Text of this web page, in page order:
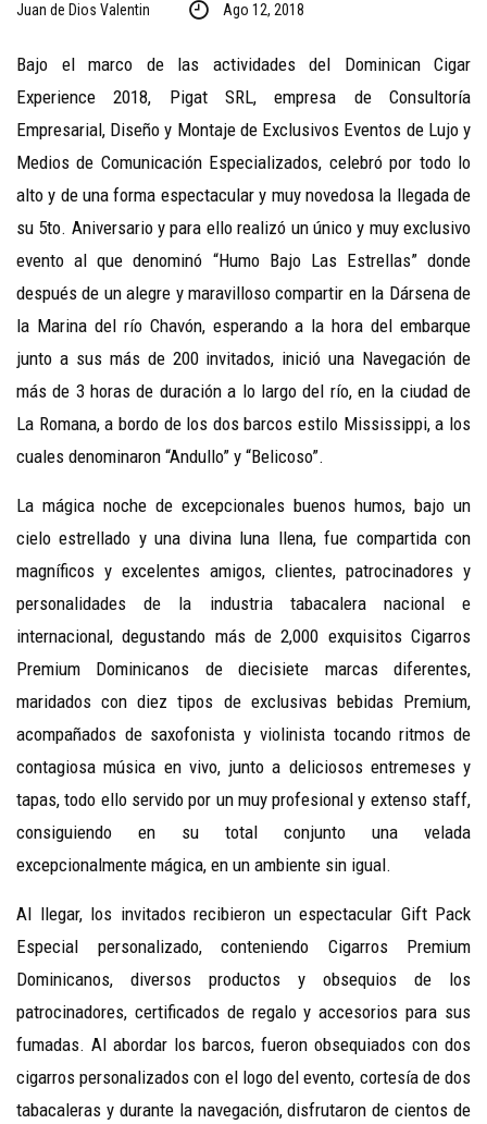
Juan de Dios Valentin Ago 12, 2018
Bajo el marco de las actividades del Dominican Cigar
Experience 2018, Pigat SRL, empresa de Consultoría
Empresarial, Diseño y Montaje de Exclusivos Eventos de Lujo y
Medios de Comunicación Especializados, celebró por todo lo
alto y de una forma espectacular y muy novedosa la llegada de
su 5to. Aniversario y para ello realizó un único y muy exclusivo
evento al que denominó “Humo Bajo Las Estrellas” donde
después de un alegre y maravilloso compartir en la Dársena de
la Marina del río Chavón, esperando a la hora del embarque
junto a sus más de 200 invitados, inició una Navegación de
más de 3 horas de duración a lo largo del río, en la ciudad de
La Romana, a bordo de los dos barcos estilo Mississippi, a los
cuales denominaron “Andullo” y “Belicoso”.
La mágica noche de excepcionales buenos humos, bajo un
cielo estrellado y una divina luna llena, fue compartida con
magníficos y excelentes amigos, clientes, patrocinadores y
personalidades de la industria tabacalera nacional e
internacional, degustando más de 2,000 exquisitos Cigarros
Premium Dominicanos de diecisiete marcas diferentes,
maridados con diez tipos de exclusivas bebidas Premium,
acompañados de saxofonista y violinista tocando ritmos de
contagiosa música en vivo, junto a deliciosos entremeses y
tapas, todo ello servido por un muy profesional y extenso staff,
consiguiendo en su total conjunto una velada
excepcionalmente mágica, en un ambiente sin igual.
Al llegar, los invitados recibieron un espectacular Gift Pack
Especial personalizado, conteniendo Cigarros Premium
Dominicanos, diversos productos y obsequios de los
patrocinadores, certificados de regalo y accesorios para sus
fumadas. Al abordar los barcos, fueron obsequiados con dos
cigarros personalizados con el logo del evento, cortesía de dos
tabacaleras y durante la navegación, disfrutaron de cientos de